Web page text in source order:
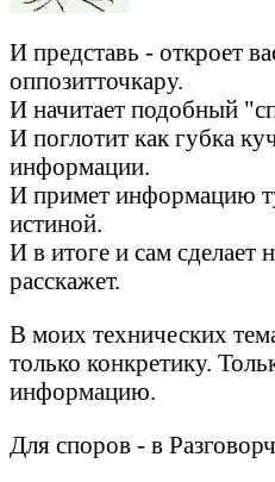
И представь - откроет
оппозитточкару.
И начитает подобный
И поглотит как губка
информации.
И примет информацию
истиной.
И в итоге и сам сделает
расскажет.
В моих технических
только конкретику.
информацию.
Для споров - в